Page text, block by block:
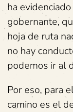
ha
gobernante,
hoja de ruta
no hay
podemos ir al
Por eso, para
camino es el